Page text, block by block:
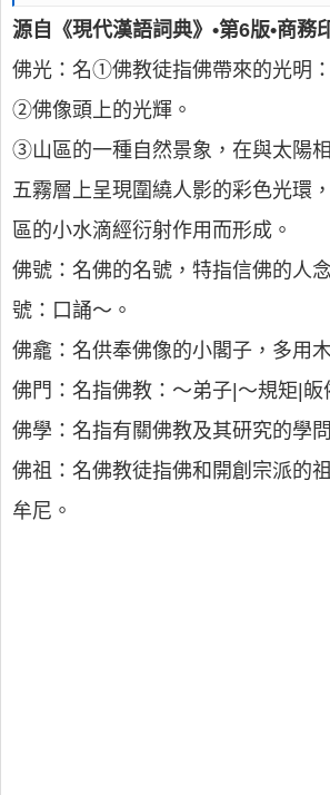
源自《現代漢語詞典》•第6版•商務
佛光：名①佛教徒指佛帶來的光明
②佛像頭上的光輝。
③山區的一種自然景象，在與太陽
五霧層上呈現圍繞人影的彩色光環
區的小水滴經衍射作用而形成。
佛號：名佛的名號，特指信佛的人
號：口誦～。
佛龕：名供奉佛像的小閣子，多用
佛門：名指佛教：～弟子|～規矩|皈
佛學：名指有關佛教及其研究的學
佛祖：名佛教徒指佛和開創宗派的
牟尼。